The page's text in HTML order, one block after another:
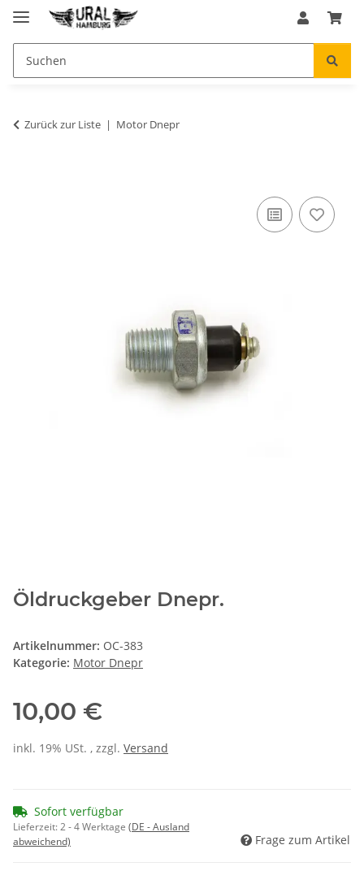
Zurück zur Liste Motor Dnepr
Öldruckgeber Dnepr.
Artikelnummer: OC-383
Kategorie: Motor Dnepr
10,00 €
inkl. 19% USt. , zzgl. Versand
Sofort verfügbar
Lieferzeit:2 - 4 Werktage (DE - Ausland
abweichend)
Frage zum Artikel